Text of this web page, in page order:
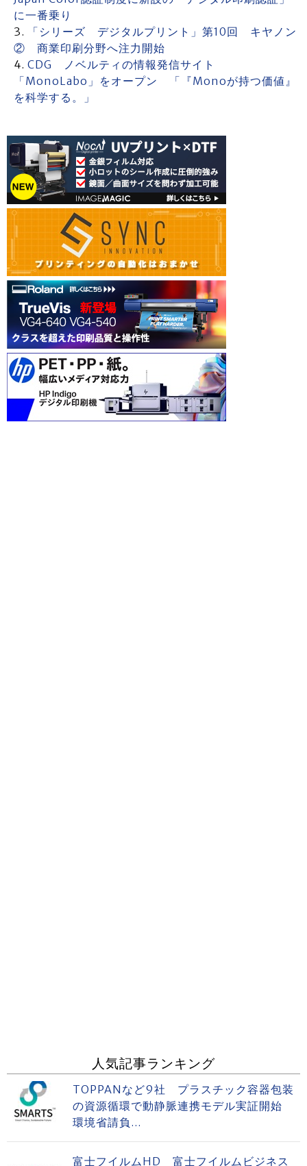
に一番乗り
「シリーズ デジタルプリント」第10回 キヤノン
② 商業印刷分野へ注力開始
CDG ノベルティの情報発信サイト
「MonoLabo」をオープン 「『Monoが持つ価値』
を科学する。」
人気記事ランキング
TOPPANなど9社 プラスチック容器包装
の資源循環で動静脈連携モデル実証開始
環境省請負...
富士フイルムHD 富士フイルムビジネス